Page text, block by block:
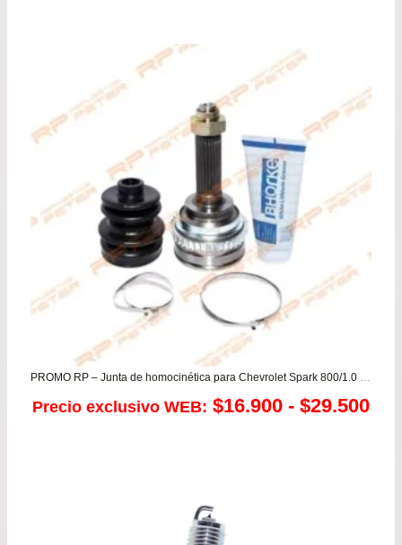
original
$124.900.
actual
es:
$114.990.
PROMO RP – Junta de homocinética para Chevrolet Spark 800/1.0 / Daewoo Matiz
Precio exclusivo WEB: $16.900 - $29.500